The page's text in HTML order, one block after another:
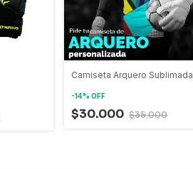
Camiseta Arquero Sublimada
-14%OFF
$30.000 $35.000